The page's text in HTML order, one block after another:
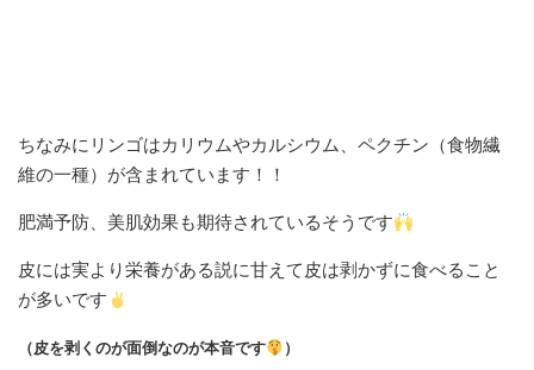
ちなみにリンゴはカリウムやカルシウム、ペクチン（食物繊
維の一種）が含まれています！！
肥満予防、美肌効果も期待されているそうです
皮には実より栄養がある説に甘えて皮は剥かずに食べること
が多いです
（皮を剥 くのが面倒なのが本音です ）